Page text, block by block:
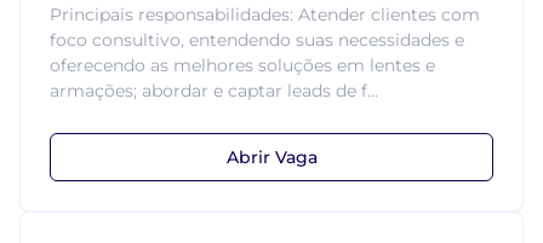
Principais responsabilidades: Atender clientes com
foco consultivo, entendendo suas necessidades e
oferecendo as melhores soluções em lentes e
armações; abordar e captar leads de f...
Abrir Vaga